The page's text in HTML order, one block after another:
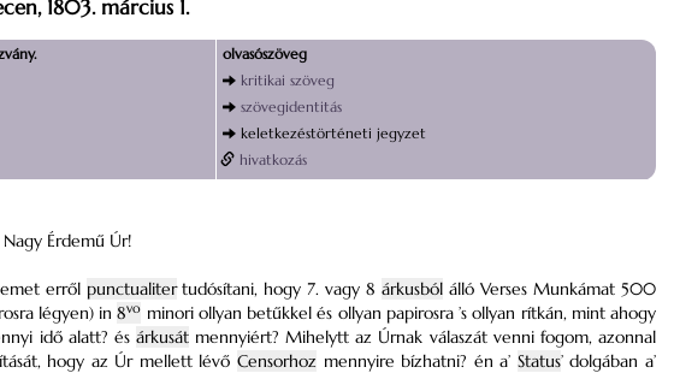
1803. március 1.
olvasószöveg
kritikai szöveg
szövegidentitás
keletkezéstörténeti jegyzet
hivatkozás
Nagy Érdemű Úr!
erről punctualitertudósítani, hogy 7. vagy 8árkusból álló Verses Munkámat 500
légyen) in8vo minori ollyan betűkkel és ollyan papirosra ’s ollyan rítkán, mint ahogy
idő alatt? és árkusátmennyiért? Mihelytt az Úrnak válaszát venni fogom, azonnal
hogy az Úr mellett lévőCensorhoz mennyire bízhatni? én a’ Status’ dolgában a’